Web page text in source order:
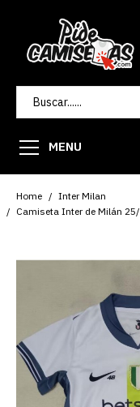
MENU
Home
Inter Milan
Camiseta Inter de Milán